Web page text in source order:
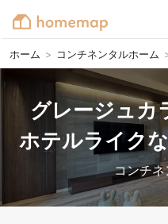
ホーム > コンチネンタルホーム
グレージュカ
ホテルライク
コンチ